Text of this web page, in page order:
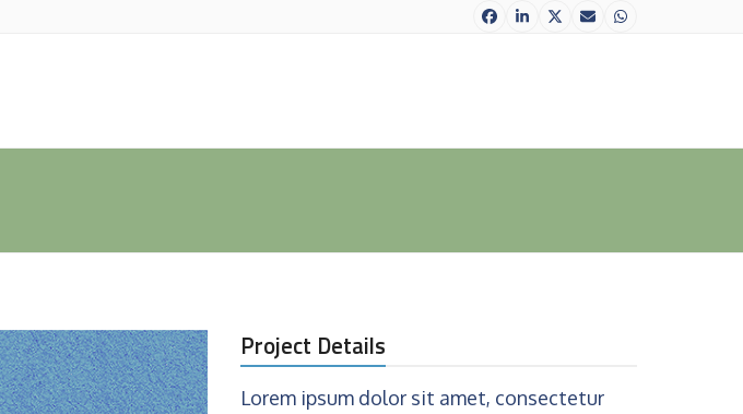
Facebook
LinkedInTwitterCorreoWhatsapp
Project Details
Lorem ipsum dolor sit amet, consectetur